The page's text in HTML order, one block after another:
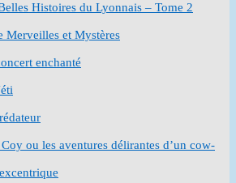
Histoires du Lyonnais – Tome 2
Merveilles et Mystères
enchanté
ou les aventures délirantes d’un cow-